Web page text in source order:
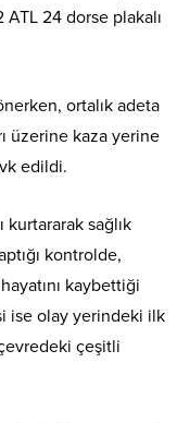
24 dorse plakalı
ortalık adeta
üzerine kaza yerine
edildi.
kurtararak sağlık
kontrolde,
kaybettiği
ise olay yerindeki ilk
çeşitli